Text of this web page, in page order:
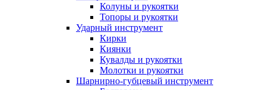
Колуны и рукоятки
Топоры и рукоятки
Ударный инструмент
Кирки
Киянки
Кувалды и рукоятки
Молотки и рукоятки
Шарнирно-губцевый инструмент